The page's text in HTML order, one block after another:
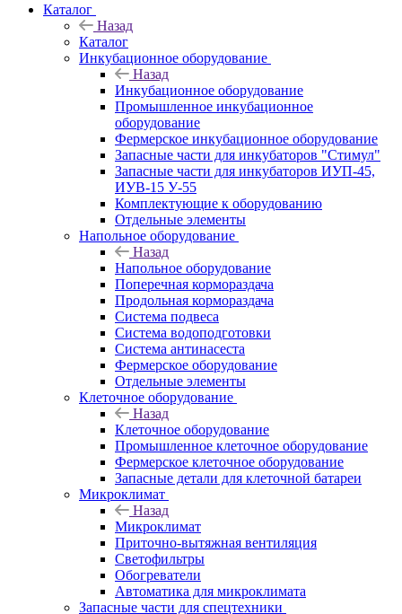
Каталог
Назад
Каталог
Инкубационное оборудование
Назад
Инкубационное оборудование
Промышленное инкубационное
оборудование
Фермерское инкубационное оборудование
Запасные части для инкубаторов "Стимул"
Запасные части для инкубаторов ИУП-45,
ИУВ-15 У-55
Комплектующие к оборудованию
Отдельные элементы
Напольное оборудование
Назад
Напольное оборудование
Поперечная кормораздача
Продольная кормораздача
Система подвеса
Система водоподготовки
Система антинасеста
Фермерское оборудование
Отдельные элементы
Клеточное оборудование
Назад
Клеточное оборудование
Промышленное клеточное оборудование
Фермерское клеточное оборудование
Запасные детали для клеточной батареи
Микроклимат
Назад
Микроклимат
Приточно-вытяжная вентиляция
Светофильтры
Обогреватели
Автоматика для микроклимата
Запасные части для спецтехники